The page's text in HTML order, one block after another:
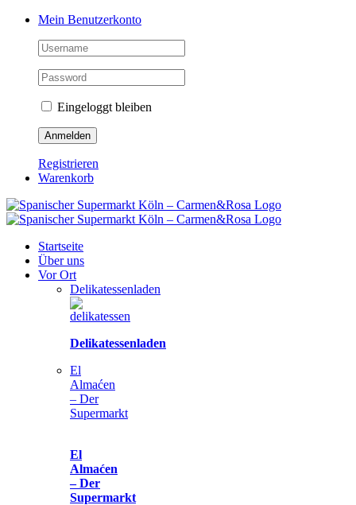
Zum
springen
Facebook
Instagram
Pinterest
Tiktok
YouTubeMein Benutzerkonto
Eingeloggt bleiben
Registrieren
Warenkorb
Startseite
Über uns
Vor Ort
Delikatessenladen
Delikatessenladen
El
Almaćen
– Der
Supermarkt
El
Almaćen
– Der
Supermarkt